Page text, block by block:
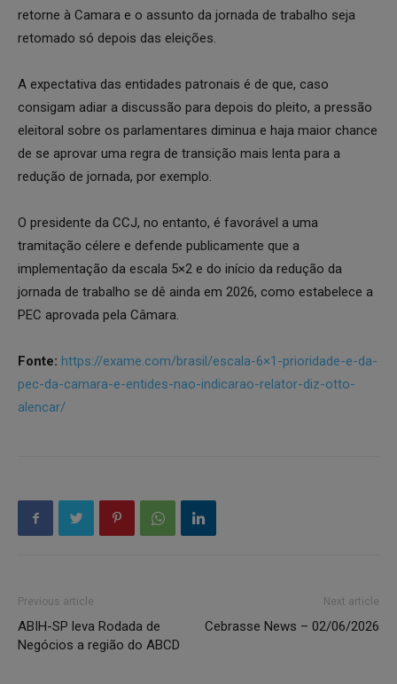
retorne à Camara e o assunto da jornada de trabalho seja
retomado só depois das eleições.
A expectativa das entidades patronais é de que, caso
consigam adiar a discussão para depois do pleito, a pressão
eleitoral sobre os parlamentares diminua e haja maior chance
de se aprovar uma regra de transição mais lenta para a
redução de jornada, por exemplo.
O presidente da CCJ, no entanto, é favorável a uma
tramitação célere e defende publicamente que a
implementação da escala 5×2 e do início da redução da
jornada de trabalho se dê ainda em 2026, como estabelece a
PEC aprovada pela Câmara.
Fonte: https://exame.com/brasil/escala-6×1-prioridade-e-da-
pec-da-camara-e-entides-nao-indicarao-relator-diz-otto-
alencar/
Previous article
ABIH-SP leva Rodada de
Negócios a região do ABCD
Next article
Cebrasse News – 02/06/2026